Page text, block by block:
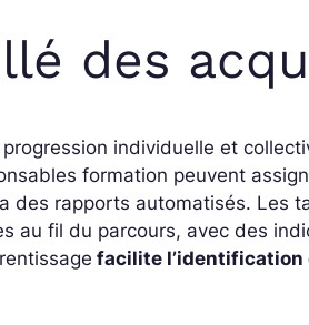
des
individuelle et
formation peuvent
des rapports automatisés. Les
au fil du parcours, avec des
facilite l’identification